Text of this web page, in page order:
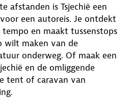
afstanden is Tsjechië een
een autoreis. Je ontdekt
en maakt tussenstops
wilt maken van de
onderweg. Of maak een
en de omliggende
tent of caravan van